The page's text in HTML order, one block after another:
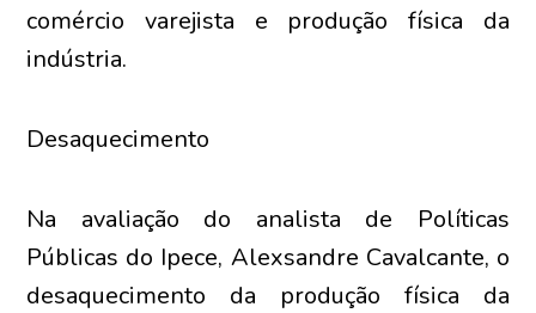
comércio varejista e produção física da
indústria.
Desaquecimento
Na avaliação do analista de Políticas
Públicas do Ipece, Alexsandre Cavalcante, o
desaquecimento da produção física da